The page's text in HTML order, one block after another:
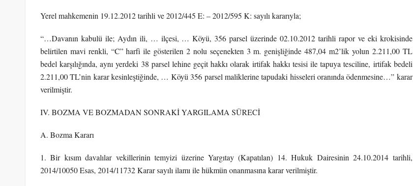
Yerel mahkemenin 19.12.2012 tarihli ve 2012/445 E: – 2012/595 K: sayılı kararıyla;
“…Davanın kabulü ile; Aydın ili, … ilçesi, … Köyü, 356 parsel üzerinde 02.10.2012 tarihli rapor ve eki krokisinde
belirtilen mavi renkli, “C” harfi ile gösterilen 2 nolu seçenekten 3 m. genişliğinde 487,04 m2’lik yolun 2.211,00 TL
bedel karşılığında, aynı yerdeki 38 parsel lehine geçit hakkı olarak irtifak hakkı tesisi ile tapuya tesciline, irtifak bedeli
2.211,00 TL’nin karar kesinleştiğinde, … Köyü 356 parsel maliklerine tapudaki hisseleri oranında ödenmesine…” karar
verilmiştir.
IV. BOZMA VE BOZMADAN SONRAKİ YARGILAMA SÜRECİ
A. Bozma Kararı
1. Bir kısım davalılar vekillerinin temyizi üzerine Yargıtay (Kapatılan) 14. Hukuk Dairesinin 24.10.2014 tarihli,
2014/10050 Esas, 2014/11732 Karar sayılı ilamı ile hükmün onanmasına karar verilmiştir.